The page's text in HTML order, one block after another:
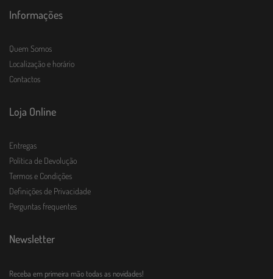
Informações
Quem Somos
Localização e horário
Contactos
Loja Online
Entregas
Política de Devolução
Termos e Condições
Definições de Privacidade
Perguntas frequentes
Newsletter
Receba em primeira mão todas as novidades!